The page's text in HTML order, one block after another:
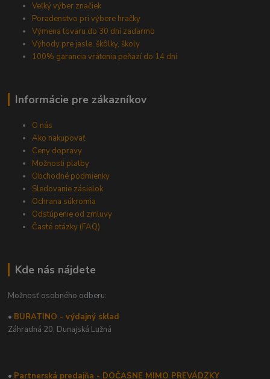
Veľký výber značiek
Poradenstvo pri výbere hračky
Výmena tovaru do 30 dní zadarmo
Výhody pre jasle, škôlky, školy
100% garancia vrátenia peňazí do 14 dní
Informácie pre zákazníkov
O nás
Ako nakupovať
Ceny dopravy
Možnosti platby
Obchodné podmienky
Sledovanie zásielok
Ochrana súkromia
Odstúpenie od zmluvy
Časté otázky (FAQ)
Kde nás nájdete
Možnosť osobného odberu:
• BURATINO - výdajný sklad
Záhradná 20, Dunajská Lužná
• Partnerská predajňa - DOČASNE MIMO PREVÁDZKY